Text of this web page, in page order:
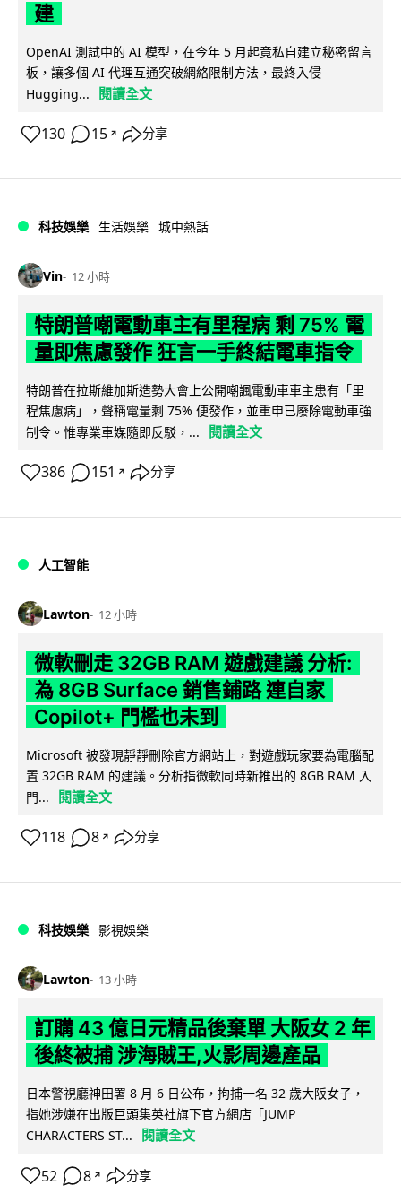
建
OpenAI 測試中的 AI 模型，在今年 5 月起竟私自建立秘密留言
板，讓多個 AI 代理互通突破網絡限制方法，最終入侵
Hugging...
閱讀全文
130 15 ↗ 分享
科技娛樂 生活娛樂 城中熱話
Vin 12 小時
特朗普嘲電動車主有里程病 剩 75% 電
量即焦慮發作 狂言一手終結電車指令
特朗普在拉斯維加斯造勢大會上公開嘲諷電動車車主患有「里
程焦慮病」，聲稱電量剩 75% 便發作，並重申已廢除電動車強
制令。惟專業車媒隨即反駁，...
閱讀全文
386 151 ↗ 分享
人工智能
Lawton 12 小時
微軟刪走 32GB RAM 遊戲建議 分析:
為 8GB Surface 銷售鋪路 連自家
Copilot+ 門檻也未到
Microsoft 被發現靜靜刪除官方網站上，對遊戲玩家要為電腦配
置 32GB RAM 的建議。分析指微軟同時新推出的 8GB RAM 入
門...
閱讀全文
118 8 ↗ 分享
科技娛樂 影視娛樂
Lawton 13 小時
訂購 43 億日元精品後棄單 大阪女 2 年
後終被捕 涉海賊王,火影周邊產品
日本警視廳神田署 8 月 6 日公布，拘捕一名 32 歲大阪女子，
指她涉嫌在出版巨頭集英社旗下官方網店「JUMP
CHARACTERS ST...
閱讀全文
52 8 ↗ 分享